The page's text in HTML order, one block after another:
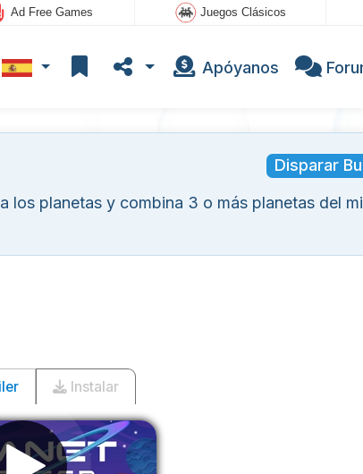
Ad Free Games Juegos Clásicos
Apóyanos
Disparar
los planetas y combina 3 o más planetas del
Instalar